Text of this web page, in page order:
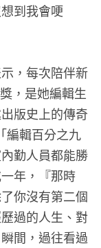
到我會哽
，每次陪伴新
，是她編輯生
版史上的傳奇
編輯百分之九
勤人員都能勝
年，『那時
你沒有第二個
過的人生、對
間，過往看過